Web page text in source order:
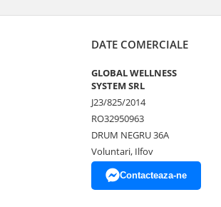
DATE COMERCIALE
GLOBAL WELLNESS
SYSTEM SRL
J23/825/2014
RO32950963
DRUM NEGRU 36A
Voluntari, Ilfov
Contacteaza-ne